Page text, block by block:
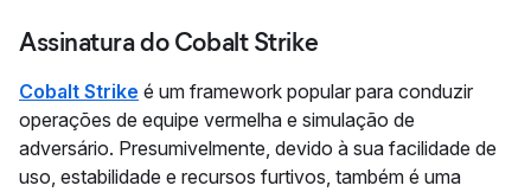
Assinatura do Cobalt Strike
Cobalt Strike é um framework popular para conduzir
operações de equipe vermelha e simulação de
adversário. Presumivelmente, devido à sua facilidade de
uso, estabilidade e recursos furtivos, também é uma